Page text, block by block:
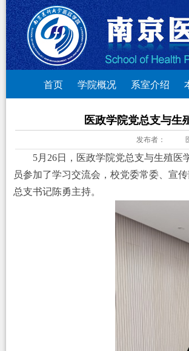
首页 学院概况 系室介绍
医政学院党总支与生
发布者：
5月 26日，医政学院党总支与生殖医
员参加了学习交流会，校党委常委、宣
总支书记陈勇主持。